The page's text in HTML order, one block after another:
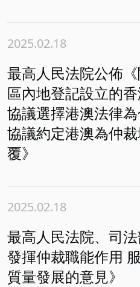
2025.02.18
最高人民法院公佈
區內地登記設立的
協議選擇港澳法律
協議約定港澳為仲
覆》
2025.02.18
最高人民法院、司
發揮仲裁職能作用
質量發展的意見》